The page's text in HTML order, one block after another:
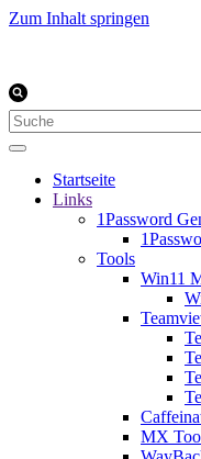
Zum Inhalt springen
Suchen
nach …
Startseite
Links
1Password
Tools
Win11
MX